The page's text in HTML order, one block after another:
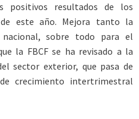
positivos resultados de los
este año. Mejora tanto la
sobre todo para el
la FBCF se ha revisado a la
sector exterior, que pasa de
crecimiento intertrimestral